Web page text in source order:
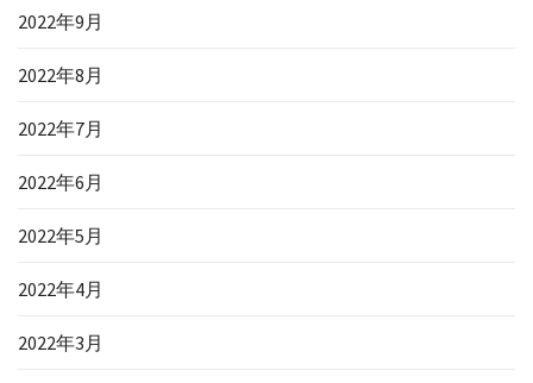
2022年9月
2022年8月
2022年7月
2022年6月
2022年5月
2022年4月
2022年3月